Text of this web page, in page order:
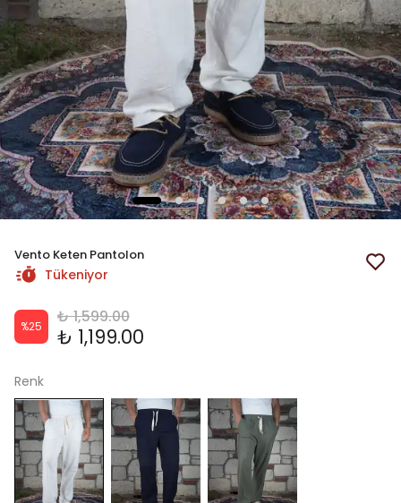
Vento Keten Pantolon
Tükeniyor
%25 ₺ 1,599.00
₺ 1,199.00
Renk